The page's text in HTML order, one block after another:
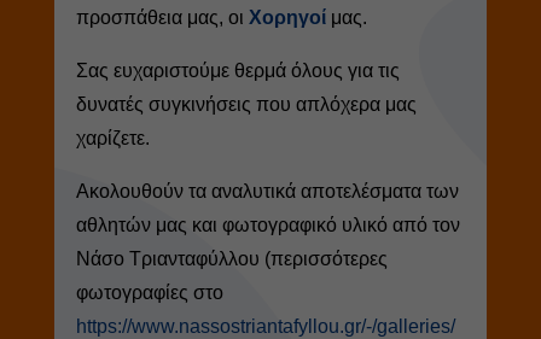
προσπάθεια μας, οι Χορηγοίμας.
Σας ευχαριστούμε θερμά όλους για τις
δυνατές συγκινήσεις που απλόχερα μας
χαρίζετε.
Ακολουθούν τα αναλυτικά αποτελέσματα των
αθλητών μας και φωτογραφικό υλικό από τον
Νάσο Τριανταφύλλου (περισσότερες
φωτογραφίες στο
https://www.nassostriantafyllou.gr/-/galleries/